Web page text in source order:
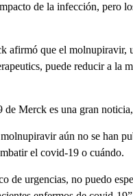
de la infección, pero
afirmó que el molnupiravir,
puede reducir a la
Merck es una gran
aún no se han
el covid-19 o cuándo.
de urgencias, no puedo